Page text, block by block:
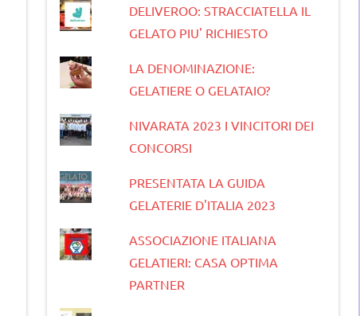
DELIVEROO: STRACCIATELLA IL
GELATO PIU' RICHIESTO
LA DENOMINAZIONE:
GELATIERE O GELATAIO?
NIVARATA 2023 I VINCITORI DEI
CONCORSI
PRESENTATA LA GUIDA
GELATERIE D'ITALIA 2023
ASSOCIAZIONE ITALIANA
GELATIERI: CASA OPTIMA
PARTNER